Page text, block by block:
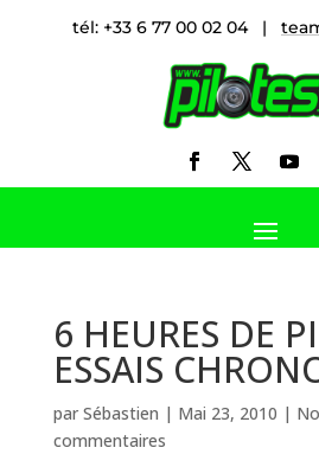
tél: +33 6 77 00 02 04 |
6 HEURES DE
ESSAIS
par Sébastien | Mai 23, 2010 |
commentaires